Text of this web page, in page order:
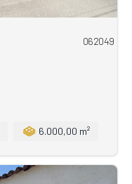
062049
6.000,00 m²